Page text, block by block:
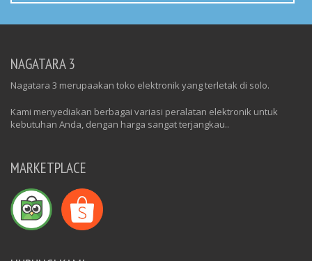
NAGATARA 3
Nagatara 3 merupaakan toko elektronik yang terletak di solo.
Kami menyediakan berbagai variasi peralatan elektronik untuk
kebutuhan Anda, dengan harga sangat terjangkau..
MARKETPLACE